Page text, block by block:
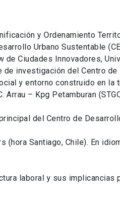
y Ordenamiento
Urbano Sustentable
de Ciudades Innovadores,
investigación del Centro de
y entorno construido en la
– Kpg Petamburan
del Centro de
(hora Santiago, Chile). En
laboral y sus